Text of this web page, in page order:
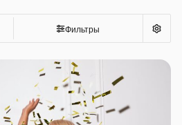
Фильтры